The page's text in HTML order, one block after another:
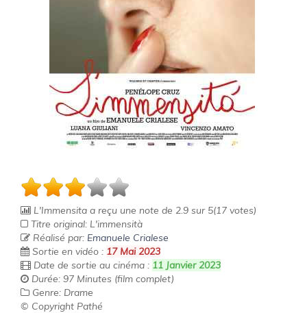
L'Immensita a reçu une note de 2.9 sur 5(17 votes)
Titre original: L'immensità
Réalisé par: Emanuele Crialese
Sortie en vidéo : 17 Mai 2023
Date de sortie au cinéma : 11 Janvier 2023
Durée: 97 Minutes (film complet)
Genre: Drame
© Copyright Pathé